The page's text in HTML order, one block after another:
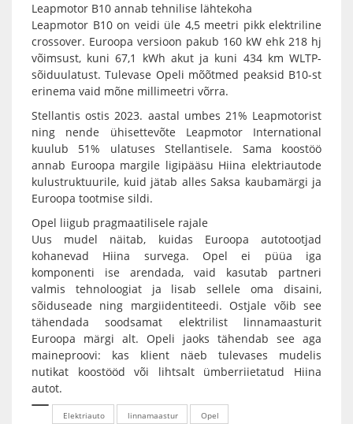
Leapmotor B10 annab tehnilise lähtekoha
Leapmotor B10 on veidi üle 4,5 meetri pikk elektriline
crossover. Euroopa versioon pakub 160 kW ehk 218 hj
võimsust, kuni 67,1 kWh akut ja kuni 434 km WLTP-
sõiduulatust. Tulevase Opeli mõõtmed peaksid B10-st
erinema vaid mõne millimeetri võrra.
Stellantis ostis 2023. aastal umbes 21% Leapmotorist
ning nende ühisettevõte Leapmotor International
kuulub 51% ulatuses Stellantisele. Sama koostöö
annab Euroopa margile ligipääsu Hiina elektriautode
kulustruktuurile, kuid jätab alles Saksa kaubamärgi ja
Euroopa tootmise sildi.
Opel liigub pragmaatilisele rajale
Uus mudel näitab, kuidas Euroopa autotootjad
kohanevad Hiina survega. Opel ei püüa iga
komponenti ise arendada, vaid kasutab partneri
valmis tehnoloogiat ja lisab sellele oma disaini,
sõiduseade ning margiidentiteedi. Ostjale võib see
tähendada soodsamat elektrilist linnamaasturit
Euroopa märgi alt. Opeli jaoks tähendab see aga
maineproovi: kas klient näeb tulevases mudelis
nutikat koostööd või lihtsalt ümberriietatud Hiina
autot.
Elektriauto linnamaastur Opel